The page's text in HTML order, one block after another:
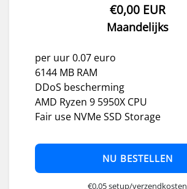
€0,00 EUR
Maandelijks
per uur 0.07 euro
6144 MB RAM
DDoS bescherming
AMD Ryzen 9 5950X CPU
Fair use NVMe SSD Storage
NU BESTELLEN
€0,05 setup/verzendkosten